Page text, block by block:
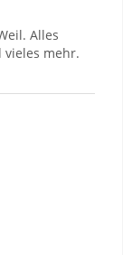
Alles
vieles mehr.